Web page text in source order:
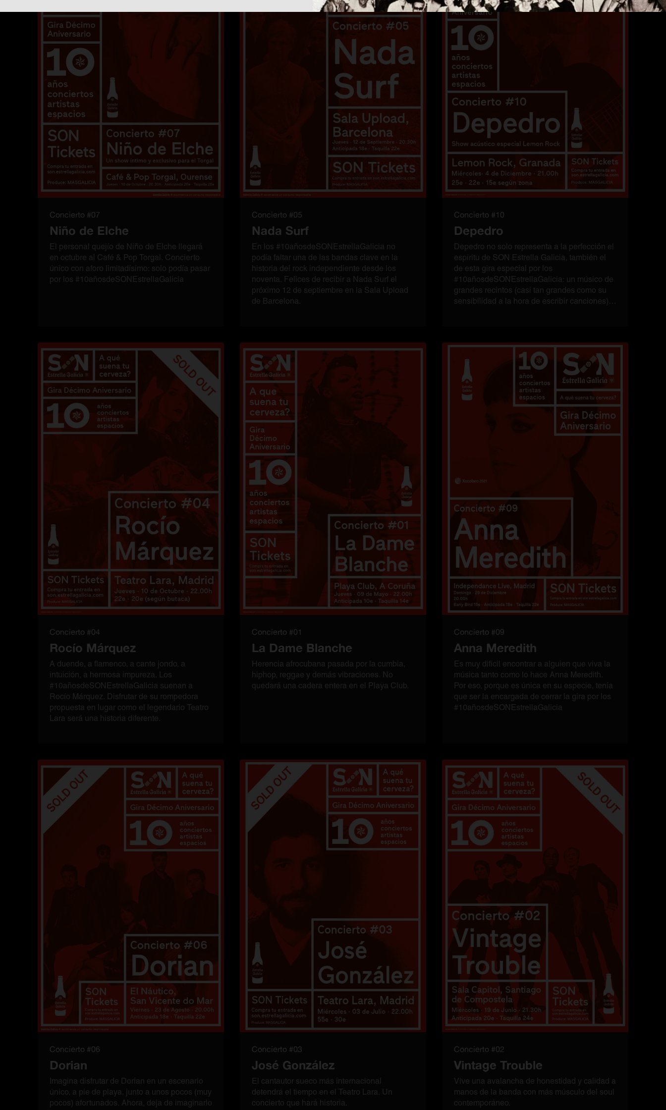
Concierto #07
Niño de Elche
El personal quejío de Niño de Elche llegará
en octubre al Café & Pop Torgal. Concierto
único con aforo limitadísimo: solo podía pasar
por los #10añosdeSONEstrellaGalicia
Concierto #05
Nada Surf
En los #10añosdeSONEstrellaGalicia no
podía faltar una de las bandas clave en la
historia del rock independiente desde los
noventa. Felices de recibir a Nada Surf el
próximo 12 de septiembre en la Sala Upload
de Barcelona.
Concierto #10
Depedro
Depedro no solo representa a la perfección el
espíritu de SON Estrella Galicia, también el
de esta gira especial por los
#10añosdeSONEstrellaGalicia: un músico de
grandes recintos (casi tan grandes como su
sensibilidad a la hora de escribir canciones)
más ni menos. Gracias, Jairo, gracias Lemon
Concierto #04
Rocío Márquez
A duende, a flamenco, a cante jondo, a
intuición, a hermosa impureza. Los
#10añosdeSONEstrellaGalicia suenan a
Rocío Márquez. Disfrutar de su rompedora
propuesta en lugar como el legendario Teatro
Lara será una historia diferente.
Concierto #01
La Dame Blanche
Herencia afrocubana pasada por la cumbia,
hiphop, reggae y demás vibraciones. No
quedará una cadera entera en el Playa Club.
Concierto #09
Anna Meredith
Es muy difícil encontrar a alguien que viva la
música tanto como lo hace Anna Meredith.
Por eso, porque es única en su especie, tenía
que ser la encargada de cerrar la gira por los
#10añosdeSONEstrellaGalicia
Concierto #06
Dorian
Imagina disfrutar de Dorian en un escenario
único, a pie de playa, junto a unos pocos (muy
pocos) afortunados. Ahora, deja de imaginarlo
Concierto #03
José González
El cantautor sueco más internacional
detendrá el tiempo en el Teatro Lara. Un
concierto que hará historia.
Concierto #02
Vintage Trouble
Vive una avalancha de honestidad y calidad a
manos de la banda con más músculo del soul
contemporáneo.